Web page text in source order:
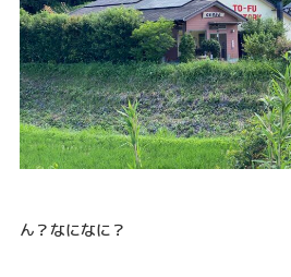
ん？なになに？